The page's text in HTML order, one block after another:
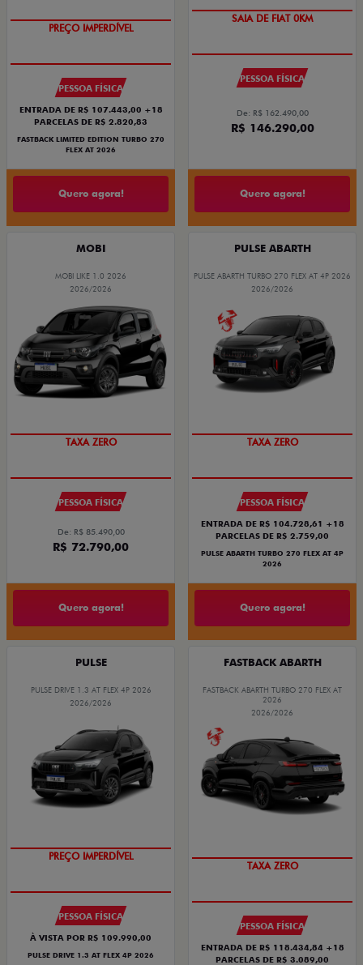
COM USADO NA TROCA
PESSOA FÍSICA
ENTRADA DE R$ 107.443,00 +18
PARCELAS DE R$ 2.820,83
FASTBACK LIMITED EDITION TURBO 270
FLEX AT 2026
Quero agora!
OPORTUNIDADE
PESSOA FÍSICA
De: R$ 162.490,00
R$ 146.290,00
Quero agora!
MOBI
MOBI LIKE 1.0 2026
2026/2026
PREÇO IMPERDÍVEL
PESSOA FÍSICA
De: R$ 85.490,00
R$ 72.790,00
Quero agora!
PULSE ABARTH
PULSE ABARTH TURBO 270 FLEX AT 4P 2026
2026/2026
SAIA DE FIAT 0KM
PESSOA FÍSICA
ENTRADA DE R$ 104.728,61 +18
PARCELAS DE R$ 2.759,00
PULSE ABARTH TURBO 270 FLEX AT 4P
2026
Quero agora!
PULSE
PULSE DRIVE 1.3 AT FLEX 4P 2026
2026/2026
O SUV AUTOMÁTICO MAIS
PESSOA FÍSICA
À VISTA POR R$ 109.990,00
PULSE DRIVE 1.3 AT FLEX 4P 2026
FASTBACK ABARTH
FASTBACK ABARTH TURBO 270 FLEX AT
2026
2026/2026
SAIA DE FIAT 0KM
PESSOA FÍSICA
ENTRADA DE R$ 118.434,84 +18
PARCELAS DE R$ 3.089,00